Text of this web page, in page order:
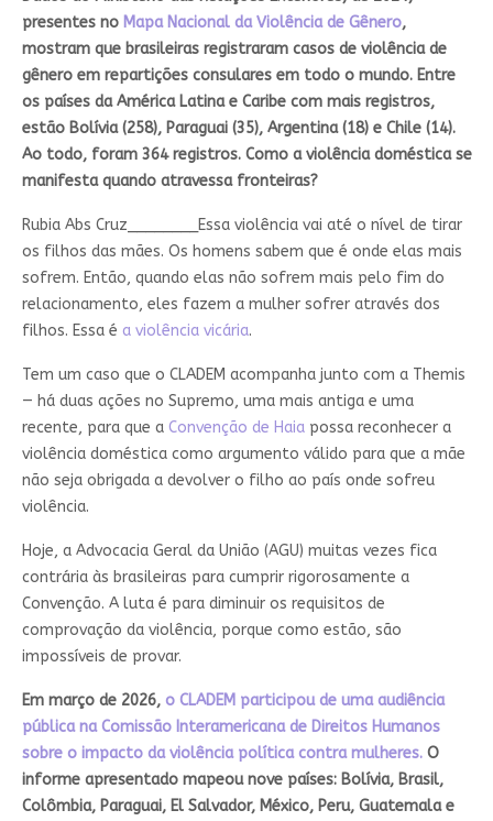
presentes no Mapa Nacional da Violência de Gênero,
mostram que brasileiras registraram casos de violência de
gênero em repartições consulares em todo o mundo. Entre
os países da América Latina e Caribe com mais registros,
estão Bolívia (258), Paraguai (35), Argentina (18) e Chile (14).
Ao todo, foram 364 registros. Como a violência doméstica se
manifesta quando atravessa fronteiras?
Rubia Abs Cruz________
Essa violência vai até o nível de tirar
os filhos das mães. Os homens sabem que é onde elas mais
sofrem. Então, quando elas não sofrem mais pelo fim do
relacionamento, eles fazem a mulher sofrer através dos
filhos. Essa é a violência vicária.
Tem um caso que o CLADEM acompanha junto com a Themis
— há duas ações no Supremo, uma mais antiga e uma
recente, para que a Convenção de Haia possa reconhecer a
violência doméstica como argumento válido para que a mãe
não seja obrigada a devolver o filho ao país onde sofreu
violência.
Hoje, a Advocacia Geral da União (AGU) muitas vezes fica
contrária às brasileiras para cumprir rigorosamente a
Convenção. A luta é para diminuir os requisitos de
comprovação da violência, porque como estão, são
impossíveis de provar.
Em março de 2026, o CLADEM participou de uma audiência
pública na Comissão Interamericana de Direitos Humanos
sobre o impacto da violência política contra mulheres. O
informe apresentado mapeou nove países: Bolívia, Brasil,
Colômbia, Paraguai, El Salvador, México, Peru, Guatemala e